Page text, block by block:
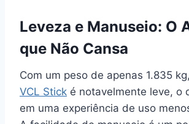
Leveza e Manuseio: O
que Não Cansa
Com um peso de apenas 1.835
VCL Stick é notavelmente leve, o
em uma experiência de uso